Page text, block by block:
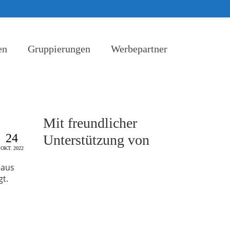
Gruppierungen Werbepartner
24
OKT. 2022
Mit freundlicher
Unterstützung von